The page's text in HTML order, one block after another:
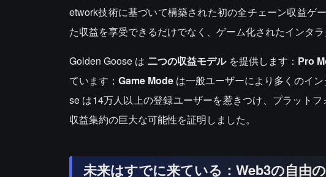
etwork技術に基づいて構築された初の全チェーン収益ゲ
た収益を享受できるだけでなく、ゲーム化されたインタ
Golden Goose は 二つの収益モデルを提供します： Pro
ています；Game Mode は一般ユーザーにより多くのイ
se は14万人以上の登録ユーザーを惹きつけ、プラット
収益集約の巨大な可能性を証明しました。
未来はすでに来ている：Web3の自由